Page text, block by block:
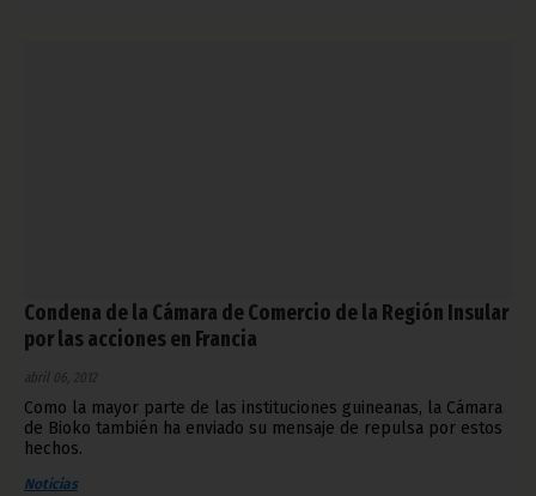
Condena de la Cámara de Comercio de la Región Insular
por las acciones en Francia
abril 06, 2012
Como la mayor parte de las instituciones guineanas, la Cámara
de Bioko también ha enviado su mensaje de repulsa por estos
hechos.
Noticias